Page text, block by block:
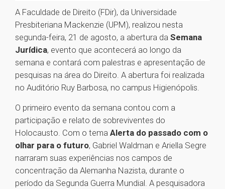
A Faculdade de Direito (FDir), da Universidade
Presbiteriana Mackenzie (UPM), realizou nesta
segunda-feira, 21 de agosto, a abertura da Semana
Jurídica, evento que acontecerá ao longo da
semana e contará com palestras e apresentação de
pesquisas na área do Direito. A abertura foi realizada
no Auditório Ruy Barbosa, no campus Higienópolis.
O primeiro evento da semana contou com a
participação e relato de sobreviventes do
Holocausto. Com o tema Alerta do passado com o
olhar para o futuro, Gabriel Waldman e Ariella Segre
narraram suas experiências nos campos de
concentração da Alemanha Nazista, durante o
período da Segunda Guerra Mundial. A pesquisadora